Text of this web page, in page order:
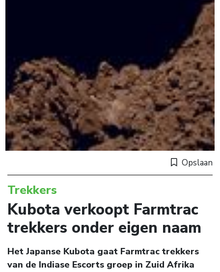
Opslaan
Trekkers
Kubota verkoopt Farmtrac
trekkers onder eigen naam
Het Japanse Kubota gaat Farmtrac trekkers
van de Indiase Escorts groep in Zuid Afrika